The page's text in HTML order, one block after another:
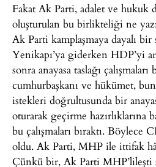
Fakat Ak Parti, adalet ve hukuk
oluşturulan bu birlikteliği ne
Ak Parti kamplaşmaya dayalı
Yenikapı’ya giderken HDP’yi
sonra anayasa taslağı çalışmaları
cumhurbaşkanı ve hükümet,
istekleri doğrultusunda bir
oturarak geçirme hazırlıklarına
bu çalışmaları bıraktı. Böylece
oldu. Ak Parti, MHP ile ittifak
Çünkü bir, Ak Parti MHP’lileşti